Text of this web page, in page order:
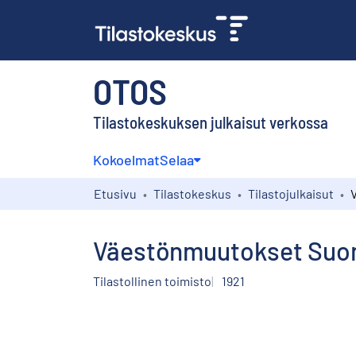
OTOS
Tilastokeskuksen julkaisut verkossa
KokoelmatSelaa
Etusivu Tilastokeskus Tilastojulkaisut
Väestönmuutokset
Tilastollinen toimisto 1921